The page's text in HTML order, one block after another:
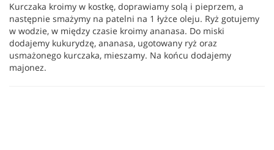
Kurczaka kroimy w kostkę, doprawiamy solą i pieprzem, a
następnie smażymy na patelni na 1 łyżce oleju. Ryż gotujemy
w wodzie, w między czasie kroimy ananasa. Do miski
dodajemy kukurydzę, ananasa, ugotowany ryż oraz
usmażonego kurczaka, mieszamy. Na końcu dodajemy
majonez.